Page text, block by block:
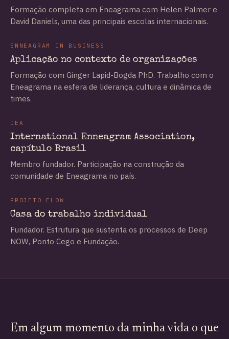
Formação completa em Eneagrama com Helen Palmer e
David Daniels, uma das principais escolas internacionais.
ENNEAGRAM IN BUSINESS
Aplicação no contexto de organizações
Formação com Ginger Lapid-Bogda PhD. Trabalho com o
Eneagrama na esfera de liderança, cultura e dinâmica de
times.
IEA
International Enneagram Association,
capítulo Brasil
Membro fundador. Participação na construção da
comunidade de Eneagrama no país.
PROJETO FLOW
Casa do trabalho individual
Fundador. Estrutura que sustenta os processos de Deep
NOW, Ponto Cego e Fundação.
Em algum momento da minha vida o que